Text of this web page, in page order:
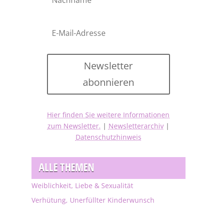
Newsletter
abonnieren
Hier finden Sie weitere Informationen
zum Newsletter. | Newsletterarchiv|
Datenschutzhinweis
ALLE THEMEN
Weiblichkeit, Liebe & Sexualität
Verhütung, Unerfüllter Kinderwunsch